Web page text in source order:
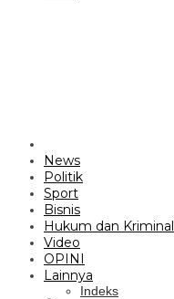
News
Politik
Sport
Bisnis
Hukum dan Kriminal
Video
OPINI
Lainnya
Indeks